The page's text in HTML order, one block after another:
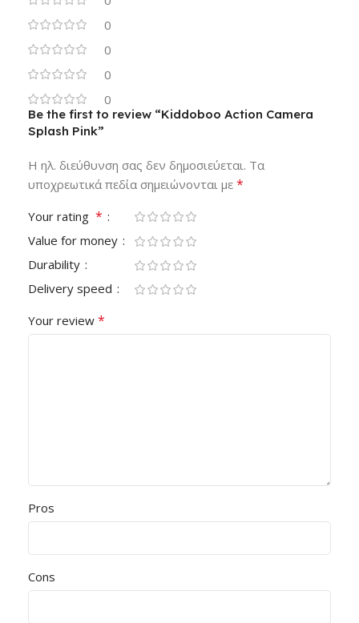
0
0
0
0
Be the first to review “Kiddoboo Action Camera
Splash Pink”
Η ηλ. διεύθυνση σας δεν δημοσιεύεται. Τα
υποχρεωτικά πεδία σημειώνονται με *
Your rating *
Value for money
Durability
Delivery speed
Your review *
Pros
Cons